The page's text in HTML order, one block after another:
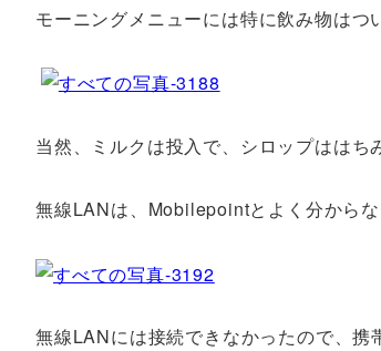
モーニングメニューには特に飲み物はつ
当然、ミルクは投入で、シロップははち
無線LANは、Mobilepointとよく分から
無線LANには接続できなかったので、